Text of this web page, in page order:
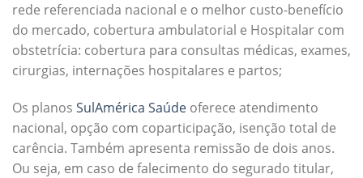
rede referenciada nacional e o melhor custo-benefício
do mercado, cobertura ambulatorial e Hospitalar com
obstetrícia: cobertura para consultas médicas, exames,
cirurgias, internações hospitalares e partos;
Os planos SulAmérica Saúde oferece atendimento
nacional, opção com coparticipação, isenção total de
carência. Também apresenta remissão de dois anos.
Ou seja, em caso de falecimento do segurado titular,